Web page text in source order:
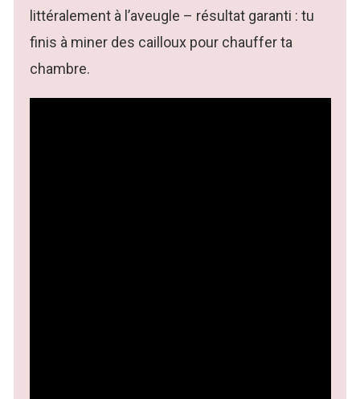
littéralement à l’aveugle – résultat garanti : tu
finis à miner des cailloux pour chauffer ta
chambre.